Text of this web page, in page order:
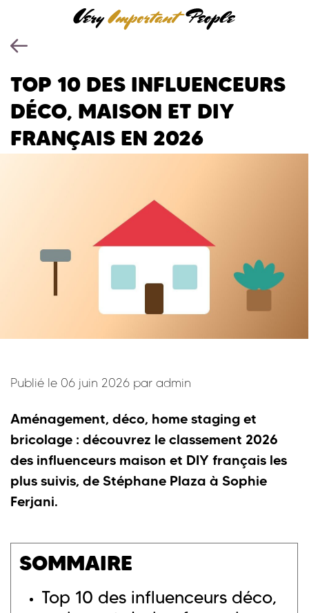
TOP 10 DES INFLUENCEURS
DÉCO, MAISON ET DIY
FRANÇAIS EN 2026
Publié le 06 juin 2026 par admin
Aménagement, déco, home staging et
bricolage : découvrez le classement 2026
des influenceurs maison et DIY français les
plus suivis, de Stéphane Plaza à Sophie
Ferjani.
SOMMAIRE
Top 10 des influenceurs déco,